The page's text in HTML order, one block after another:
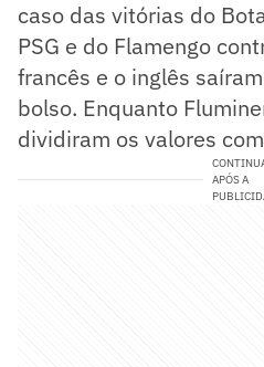
caso das vitórias do
PSG e do Flamengo
francês e o inglês
bolso. Enquanto
dividiram os valores
APÓS A